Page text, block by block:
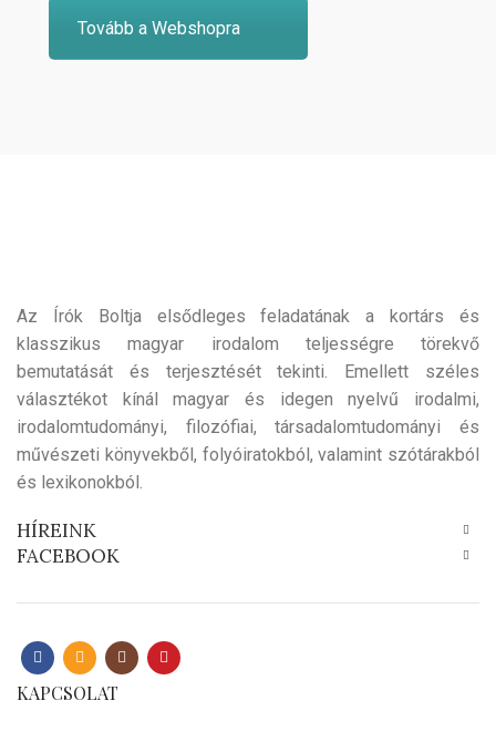
Tovább a Webshopra
Az Írók Boltja elsődleges feladatának a kortárs és
klasszikus magyar irodalom teljességre törekvő
bemutatását és terjesztését tekinti. Emellett széles
választékot kínál magyar és idegen nyelvű irodalmi,
irodalomtudományi, filozófiai, társadalomtudományi és
művészeti könyvekből, folyóiratokból, valamint szótárakból
és lexikonokból.
HÍREINK
FACEBOOK
KAPCSOLAT